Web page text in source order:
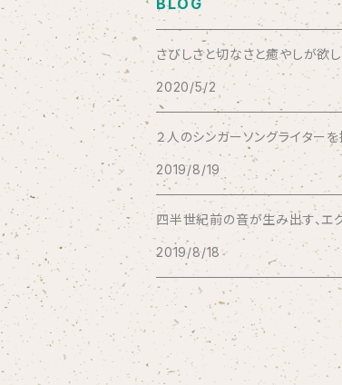
Bad Operation
Bagus!
BBBBBBB
The BEG
The Beths
THE BLACK SHANSONS
BLONDnewHALF
さびしさと切なさと癒やしが欲
2020/5/2
２人のシンガーソングライター
2019/8/19
四半世紀前の音が生み出す、
2019/8/18